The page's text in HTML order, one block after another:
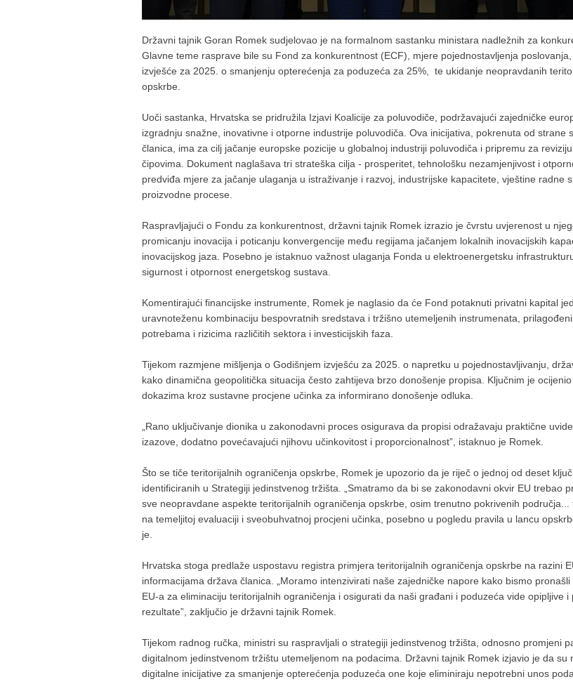
Državni tajnik Goran Romek sudjelovao je na formalnom sastanku ministara nadležnih za
Glavne teme rasprave bile su Fond za konkurentnost (ECF), mjere pojednostavljenja
izvješće za 2025. o smanjenju opterećenja za poduzeća za 25%, te ukidanje neopravdanih
opskrbe.
Uoči sastanka, Hrvatska se pridružila Izjavi Koalicije za poluvodiče, podržavajući zajedničke
izgradnju snažne, inovativne i otporne industrije poluvodiča. Ova inicijativa, pokrenuta od strane
članica, ima za cilj jačanje europske pozicije u globalnoj industriji poluvodiča i pripremu za
čipovima. Dokument naglašava tri strateška cilja - prosperitet, tehnološku nezamjenjivost i
predviđa mjere za jačanje ulaganja u istraživanje i razvoj, industrijske kapacitete, vještine radne
proizvodne procese.
Raspravljajući o Fondu za konkurentnost, državni tajnik Romek izrazio je čvrstu uvjerenost u
promicanju inovacija i poticanju konvergencije među regijama jačanjem lokalnih inovacijskih
inovacijskog jaza. Posebno je istaknuo važnost ulaganja Fonda u elektroenergetsku
sigurnost i otpornost energetskog sustava.
Komentirajući financijske instrumente, Romek je naglasio da će Fond potaknuti privatni kapital
uravnoteženu kombinaciju bespovratnih sredstava i tržišno utemeljenih instrumenata,
potrebama i rizicima različitih sektora i investicijskih faza.
Tijekom razmjene mišljenja o Godišnjem izvješću za 2025. o napretku u pojednostavljivanju,
kako dinamična geopolitička situacija često zahtijeva brzo donošenje propisa. Ključnim je
dokazima kroz sustavne procjene učinka za informirano donošenje odluka.
„Rano uključivanje dionika u zakonodavni proces osigurava da propisi odražavaju praktične
izazove, dodatno povećavajući njihovu učinkovitost i proporcionalnost”, istaknuo je Romek.
Što se tiče teritorijalnih ograničenja opskrbe, Romek je upozorio da je riječ o jednoj od deset
identificiranih u Strategiji jedinstvenog tržišta. „Smatramo da bi se zakonodavni okvir EU trebao
sve neopravdane aspekte teritorijalnih ograničenja opskrbe, osim trenutno pokrivenih područja...
na temeljitoj evaluaciji i sveobuhvatnoj procjeni učinka, posebno u pogledu pravila u lancu
je.
Hrvatska stoga predlaže uspostavu registra primjera teritorijalnih ograničenja opskrbe na razini
informacijama država članica. „Moramo intenzivirati naše zajedničke napore kako bismo
EU-a za eliminaciju teritorijalnih ograničenja i osigurati da naši građani i poduzeća vide opipljive i
rezultate”, zaključio je državni tajnik Romek.
Tijekom radnog ručka, ministri su raspravljali o strategiji jedinstvenog tržišta, odnosno promjeni
digitalnom jedinstvenom tržištu utemeljenom na podacima. Državni tajnik Romek izjavio je da su
digitalne inicijative za smanjenje opterećenja poduzeća one koje eliminiraju nepotrebni unos